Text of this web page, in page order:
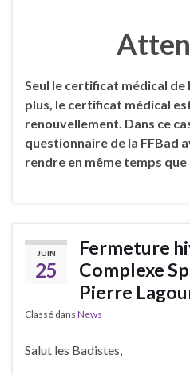
Seul le certificat médical de
plus, le certificat médical
renouvellement. Dans ce
questionnaire de la FFBad
rendre en même temps
JUIN
25
Fermeture
Complexe
Pierre
Classé dans News
Salut les Badistes,